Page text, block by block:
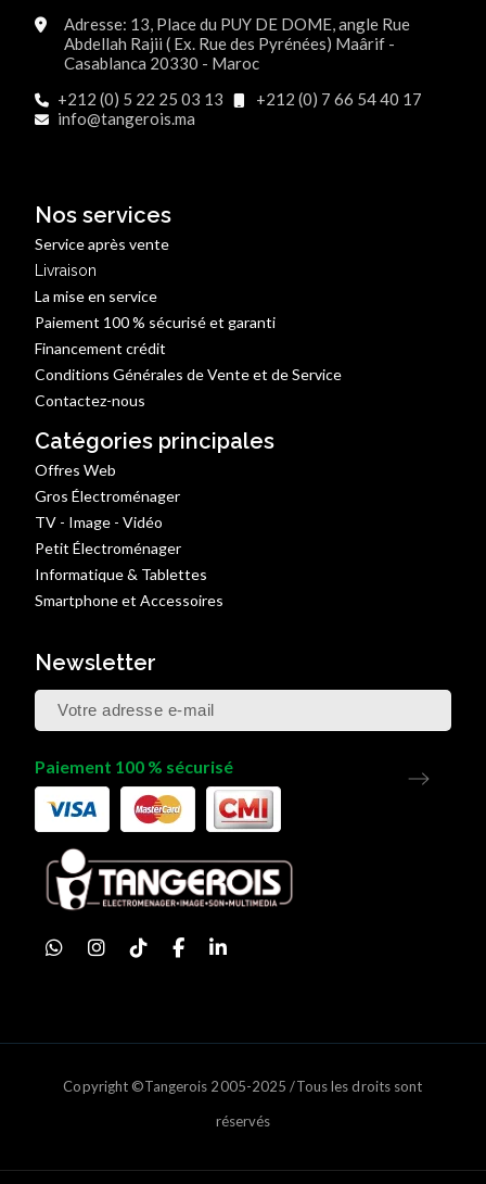
Adresse: 13, Place du PUY DE DOME, angle Rue
Abdellah Rajii ( Ex. Rue des Pyrénées) Maârif -
Casablanca 20330 - Maroc
+212 (0) 5 22 25 03 13
+212 (0) 7 66 54 40 17
info@tangerois.ma
Nos services
Service après vente
Livraison
La mise en service
Paiement 100 % sécurisé et garanti
Financement crédit
Conditions Générales de Vente et de Service
Contactez-nous
Catégories principales
Offres Web
Gros Électroménager
TV - Image - Vidéo
Petit Électroménager
Informatique & Tablettes
Smartphone et Accessoires
Newsletter
Paiement 100 % sécurisé
Copyright ©Tangerois 2005-2025 /Tous les droits sont
réservés